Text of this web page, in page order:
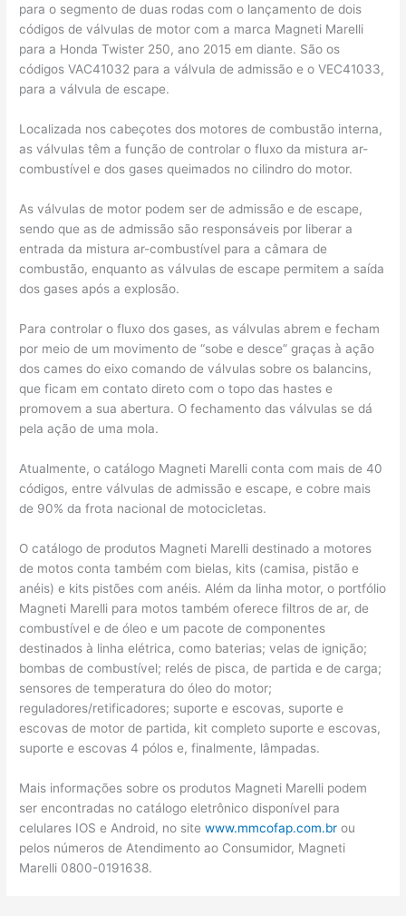
para o segmento de duas rodas com o lançamento de dois
códigos de válvulas de motor com a marca Magneti Marelli
para a Honda Twister 250, ano 2015 em diante. São os
códigos VAC41032 para a válvula de admissão e o VEC41033,
para a válvula de escape.
Localizada nos cabeçotes dos motores de combustão interna,
as válvulas têm a função de controlar o fluxo da mistura ar-
combustível e dos gases queimados no cilindro do motor.
As válvulas de motor podem ser de admissão e de escape,
sendo que as de admissão são responsáveis por liberar a
entrada da mistura ar-combustível para a câmara de
combustão, enquanto as válvulas de escape permitem a saída
dos gases após a explosão.
Para controlar o fluxo dos gases, as válvulas abrem e fecham
por meio de um movimento de “sobe e desce” graças à ação
dos cames do eixo comando de válvulas sobre os balancins,
que ficam em contato direto com o topo das hastes e
promovem a sua abertura. O fechamento das válvulas se dá
pela ação de uma mola.
Atualmente, o catálogo Magneti Marelli conta com mais de 40
códigos, entre válvulas de admissão e escape, e cobre mais
de 90% da frota nacional de motocicletas.
O catálogo de produtos Magneti Marelli destinado a motores
de motos conta também com bielas, kits (camisa, pistão e
anéis) e kits pistões com anéis. Além da linha motor, o portfólio
Magneti Marelli para motos também oferece filtros de ar, de
combustível e de óleo e um pacote de componentes
destinados à linha elétrica, como baterias; velas de ignição;
bombas de combustível; relés de pisca, de partida e de carga;
sensores de temperatura do óleo do motor;
reguladores/retificadores; suporte e escovas, suporte e
escovas de motor de partida, kit completo suporte e escovas,
suporte e escovas 4 pólos e, finalmente, lâmpadas.
Mais informações sobre os produtos Magneti Marelli podem
ser encontradas no catálogo eletrônico disponível para
celulares IOS e Android, no sitewww.mmcofap.com.br ou
pelos números de Atendimento ao Consumidor, Magneti
Marelli 0800-0191638.